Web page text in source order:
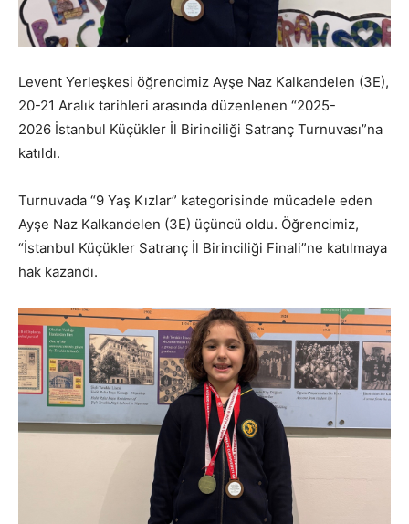
Levent Yerleşkesi öğrencimiz Ayşe Naz Kalkandelen (3E),
20-21 Aralık tarihleri arasında düzenlenen “2025-
2026 İstanbul Küçükler İl Birinciliği Satranç Turnuvası”na
katıldı.
Turnuvada “9 Yaş Kızlar” kategorisinde mücadele eden
Ayşe Naz Kalkandelen (3E) üçüncü oldu. Öğrencimiz,
“İstanbul Küçükler Satranç İl Birinciliği Finali”ne katılmaya
hak kazandı.